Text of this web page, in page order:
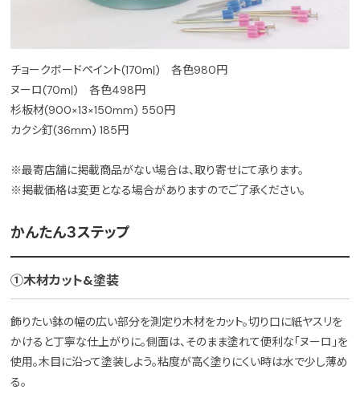
チョークボードペイント(170mℓ) 各色980円
ヌーロ(70mℓ) 各色498円
杉板材(900×13×150mm) 550円
カクシ釘(36mm) 185円
※最寄店舗に掲載商品がない場合は、取り寄せにて承ります。
※掲載価格は変更となる場合がありますのでご了承ください。
かんたん３ステップ
①木材カット&塗装
飾りたい鉢の幅の広い部分を測定り木材をカット。切り口に紙ヤスリを
かけると丁寧な仕上がりに。側面は、そのまま塗れて便利な「ヌーロ」を
使用。木目に沿って塗装しよう。粘度が高く塗りにくい時は水で少し薄め
る。